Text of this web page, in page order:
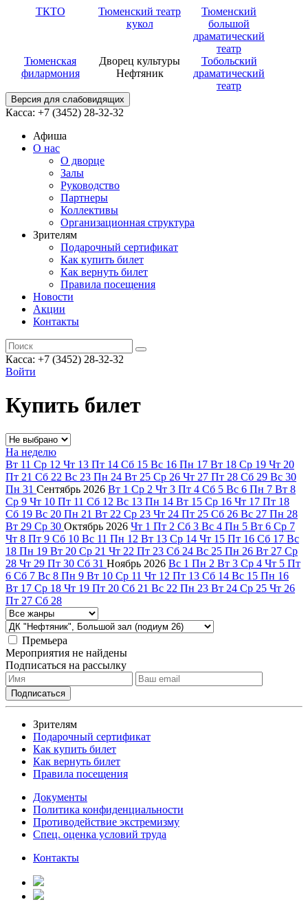
ТКТО
Тюменский театр
кукол
Тюменский
большой
драматический
театр
Тюменская
филармония
Дворец культуры
Нефтяник
Тобольский
драматический
театр
Версия для слабовидящих
Касса: +7 (3452) 28-32-32
Афиша
О нас
О дворце
Залы
Руководство
Партнеры
Коллективы
Организационная структура
Зрителям
Подарочный сертификат
Как купить билет
Как вернуть билет
Правила посещения
Новости
Акции
Контакты
Касса: +7 (3452) 28-32-32
Войти
Купить билет
На неделю
Вт 11 Ср 12 Чт 13 Пт 14 Сб 15 Вс 16 Пн 17 Вт 18 Ср 19 Чт 20
Пт 21 Сб 22 Вс 23 Пн 24 Вт 25 Ср 26 Чт 27 Пт 28 Сб 29 Вс 30
Пн 31 Сентябрь 2026 Вт 1 Ср 2 Чт 3 Пт 4 Сб 5 Вс 6 Пн 7 Вт 8
Ср 9 Чт 10 Пт 11 Сб 12 Вс 13 Пн 14 Вт 15 Ср 16 Чт 17 Пт 18
Сб 19 Вс 20 Пн 21 Вт 22 Ср 23 Чт 24 Пт 25 Сб 26 Вс 27 Пн 28
Вт 29 Ср 30 Октябрь 2026 Чт 1 Пт 2 Сб 3 Вс 4 Пн 5 Вт 6 Ср 7
Чт 8 Пт 9 Сб 10 Вс 11 Пн 12 Вт 13 Ср 14 Чт 15 Пт 16 Сб 17 Вс
18 Пн 19 Вт 20 Ср 21 Чт 22 Пт 23 Сб 24 Вс 25 Пн 26 Вт 27 Ср
28 Чт 29 Пт 30 Сб 31 Ноябрь 2026 Вс 1 Пн 2 Вт 3 Ср 4 Чт 5 Пт
6 Сб 7 Вс 8 Пн 9 Вт 10 Ср 11 Чт 12 Пт 13 Сб 14 Вс 15 Пн 16
Вт 17 Ср 18 Чт 19 Пт 20 Сб 21 Вс 22 Пн 23 Вт 24 Ср 25 Чт 26
Пт 27 Сб 28
Премьера
Мероприятия не найдены
Подписаться на рассылку
Зрителям
Подарочный сертификат
Как купить билет
Как вернуть билет
Правила посещения
Документы
Политика конфиденциальности
Противодействие экстремизму
Спец. оценка условий труда
Контакты